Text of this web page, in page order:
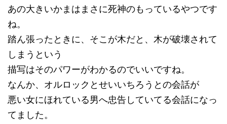
あの大きいかまはまさに死神のもっているやつです
ね。
踏ん張ったときに、そこが木だと、木が破壊されて
しまうという
描写はそのパワーがわかるのでいいですね。
なんか、オルロックとせいいちろうとの会話が
悪い女にほれている男へ忠告していてる会話になっ
てました。